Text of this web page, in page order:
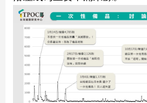
觀
點
岸/